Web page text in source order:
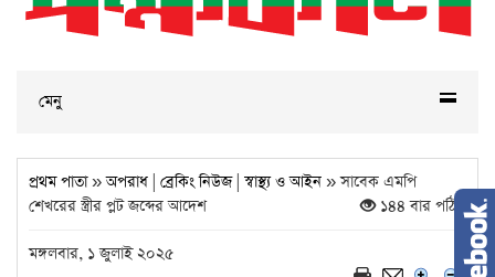
মেনু
প্রথম পাতা»অপরাধ ব্রেকিং নিউজ| স্বাস্থ্য ও আইন » সাবেক এমপি
শেখরের স্ত্রীর প্লট জব্দের আদেশ
১৪৪ বার পঠিত
মঙ্গলবার, ১ জুলাই ২০২৫